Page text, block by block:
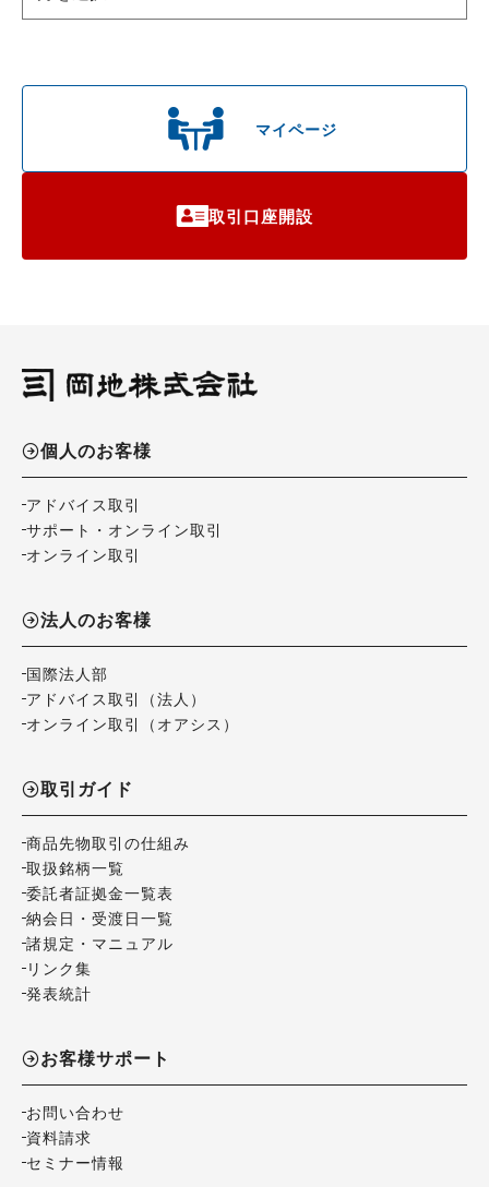
マイページ
取引口座開設
個人のお客様
アドバイス取引
サポート・オンライン取引
オンライン取引
法人のお客様
国際法人部
アドバイス取引（法人）
オンライン取引（オアシス）
取引ガイド
商品先物取引の仕組み
取扱銘柄一覧
委託者証拠金一覧表
納会日・受渡日一覧
諸規定・マニュアル
リンク集
発表統計
お客様サポート
お問い合わせ
資料請求
セミナー情報